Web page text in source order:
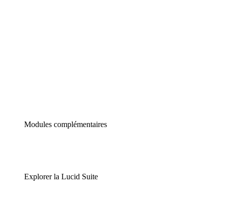
Modules complémentaires
Explorer la Lucid Suite